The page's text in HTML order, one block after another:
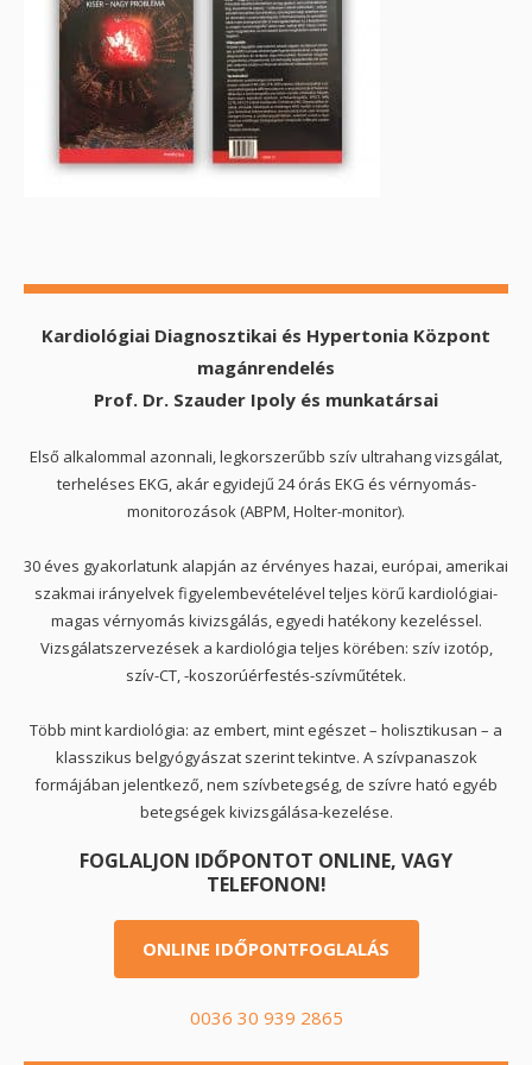
Kardiológiai Diagnosztikai és Hypertonia Központ
magánrendelés
Prof. Dr. Szauder Ipoly és munkatársai
Első alkalommal azonnali, legkorszerűbb szív ultrahang vizsgálat,
terheléses EKG, akár egyidejű 24 órás EKG és vérnyomás-
monitorozások (ABPM, Holter-monitor).
30 éves gyakorlatunk alapján az érvényes hazai, európai, amerikai
szakmai irányelvek figyelembevételével teljes körű kardiológiai-
magas vérnyomás kivizsgálás, egyedi hatékony kezeléssel.
Vizsgálatszervezések a kardiológia teljes körében: szív izotóp,
szív-CT, -koszorúérfestés-szívműtétek.
Több mint kardiológia: az embert, mint egészet – holisztikusan – a
klasszikus belgyógyászat szerint tekintve. A szívpanaszok
formájában jelentkező, nem szívbetegség, de szívre ható egyéb
betegségek kivizsgálása-kezelése.
FOGLALJON IDŐPONTOT ONLINE, VAGY
TELEFONON!
ONLINE IDŐPONTFOGLALÁS
0036 30 939 2865